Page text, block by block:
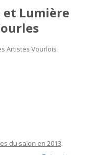
et Lumière
Artistes Vourlois
au contenu
du salon en 2013.